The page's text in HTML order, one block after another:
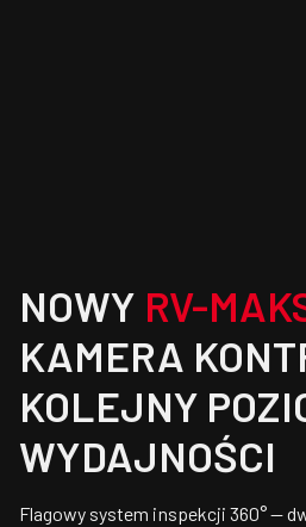
NOWY RV-
KAMERA
KOLEJNY
WYDAJNOŚCI
Flagowy system inspekcji 360° —